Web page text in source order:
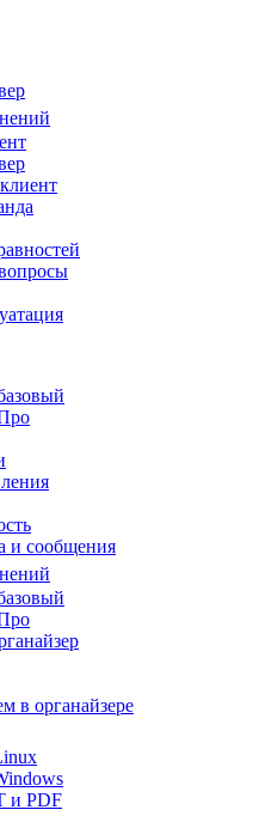
и сообщения
в органайзере
и PDF